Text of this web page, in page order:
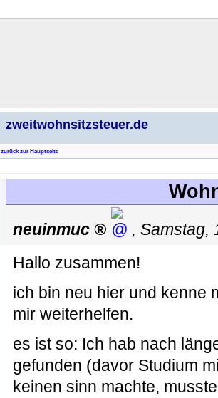
zweitwohnsitzsteuer.de
zurück zur Hauptseite
neuinmuc , Samstag,
Hallo zusammen!
ich bin neu hier und kenne
mir weiterhelfen.
es ist so: Ich hab nach
gefunden (davor Studium
keinen sinn machte,